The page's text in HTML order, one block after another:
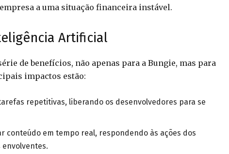
a uma situação financeira instável.
Artificial
de benefícios, não apenas para a Bungie, mas para
impactos estão:
repetitivas, liberando os desenvolvedores para se
conteúdo em tempo real, respondendo às ações dos